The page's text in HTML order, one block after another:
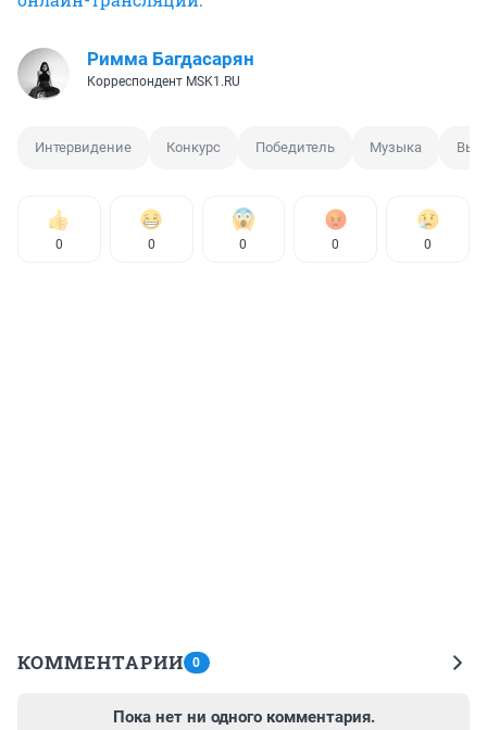
Римма Багдасарян
Корреспондент MSK1.RU
Интервидение Конкурс Победитель Музыка
0 0 0 0 0
КОММЕНТАРИИ 0
Пока нет ни одного комментария.